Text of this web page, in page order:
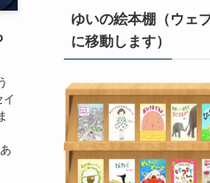
ゆいの絵本棚（ウェ
に移動します）